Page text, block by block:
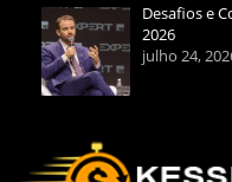
Desafios e
2026
julho 24,